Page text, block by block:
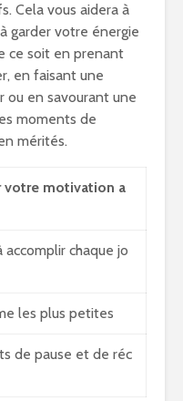
Cela vous aidera à
garder votre énergie
ce soit en prenant
en faisant une
ou en savourant une
moments de
mérités.
votre motivation a
chaque jo
les plus petites
de pause et de réc